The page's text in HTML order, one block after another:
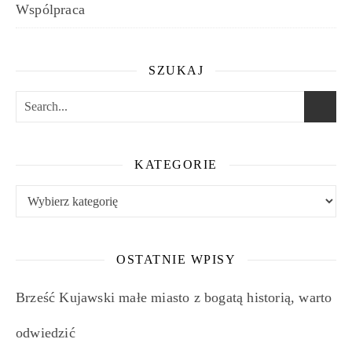
Wspólpraca
SZUKAJ
KATEGORIE
OSTATNIE WPISY
Brześć Kujawski małe miasto z bogatą historią, warto
odwiedzić